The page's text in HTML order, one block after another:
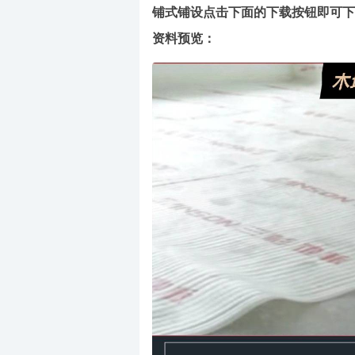
铺式铺设点击下面的下载按钮即可
资料预览：